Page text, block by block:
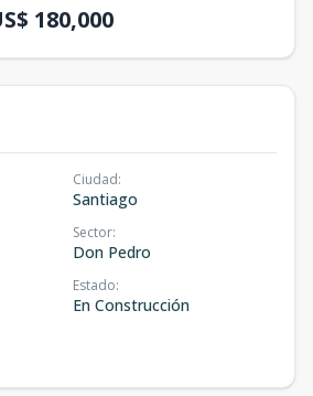
180,000
Ciudad:
Santiago
Sector:
Don Pedro
Estado:
En Construcción